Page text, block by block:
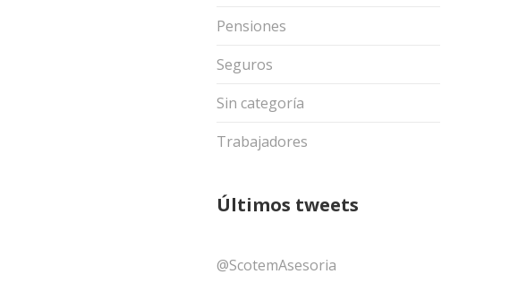
Pensiones
Seguros
Sin categoría
Trabajadores
Últimos tweets
@ScotemAsesoria